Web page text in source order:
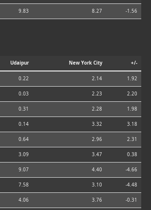
9.83 8.27 -1.56
Udaipur New York City +/-
0.22 2.14 1.92
0.03 2.23 2.20
0.31 2.28 1.98
0.14 3.32 3.18
0.64 2.96 2.31
3.09 3.47 0.38
9.07 4.40 -4.66
7.58 3.10 -4.48
4.06 3.76 -0.31